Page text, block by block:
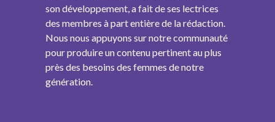
son développement, a fait de ses lectrices
des membres à part entière de la rédaction.
Nous nous appuyons sur notre communauté
pour produire un contenu pertinent au plus
près des besoins des femmes de notre
génération.